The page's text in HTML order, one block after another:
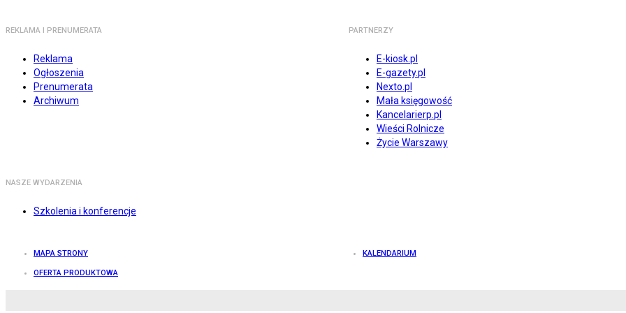
REKLAMA I PRENUMERATA
Reklama
Ogłoszenia
Prenumerata
Archiwum
PARTNERZY
E-kiosk.pl
E-gazety.pl
Nexto.pl
Mała księgowość
Kancelarierp.pl
Wieści Rolnicze
Życie Warszawy
NASZE WYDARZENIA
Szkolenia i konferencje
MAPA STRONY KALENDARIUM
OFERTA PRODUKTOWA